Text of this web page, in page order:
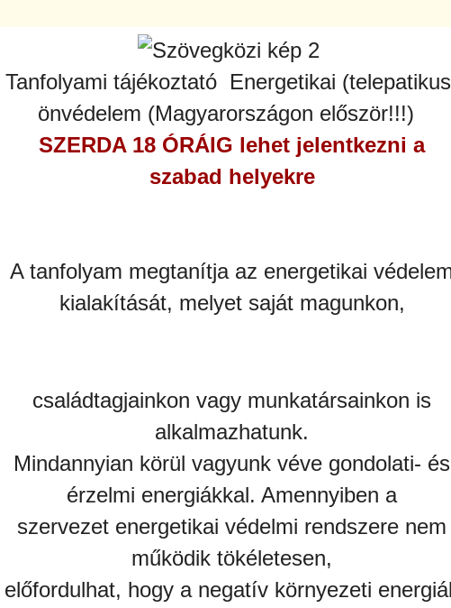
Tanfolyami tájékoztató Energetikai
önvédelem (Magyarországon először!!!)
SZERDA 18 ÓRÁIG lehet jelentkezni a
szabad helyekre
A tanfolyam megtanítja az energetikai
kialakítását, melyet saját magunkon,
családtagjainkon vagy munkatársainkon is
alkalmazhatunk.
Mindannyian körül vagyunk véve gondolati- és
érzelmi energiákkal. Amennyiben a
szervezet energetikai védelmi rendszere nem
működik tökéletesen,
előfordulhat, hogy a negatív környezeti